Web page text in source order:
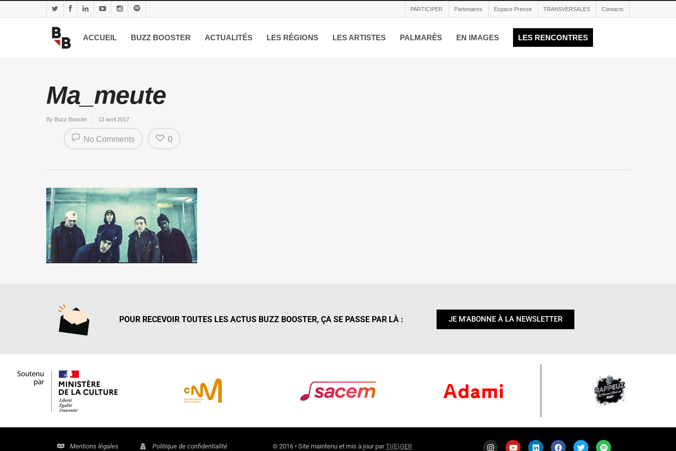
PARTICIPER Partenaires Espace Presse TRANSVERSALES Contacts
ACCUEIL BUZZ BOOSTER ACTUALITÉS LES RÉGIONS LES ARTISTES PALMARÈS EN IMAGES LES RENCONTRES
Ma_meute
By Buzz Booster 13 avril 2017
No Comments 0
POUR RECEVOIR TOUTES LES ACTUS BUZZ BOOSTER, ÇA SE PASSE PAR LÀ : JE M'ABONNE À LA NEWSLETTER
Mentions légales Politique de confidentialité © 2016 • Site maintenu et mis à jour parTI(E)GER